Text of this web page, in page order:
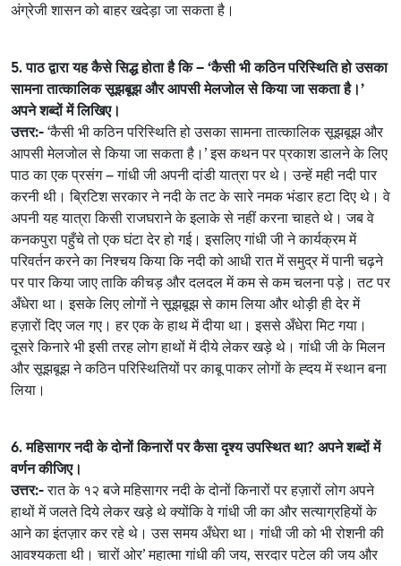
अंग्रेजी शासन को बाहर खदेड़ा जा सकता है।
5. पाठ द्वारा यह कैसे सिद्ध होता है कि – ‘कैसी भी कठिन परिस्थिति हो उसका
सामना तात्कालिक सूझबूझ और आपसी मेलजोल से किया जा सकता है।’
अपने शब्दों में लिखिए।
उत्तर:-‘कैसी भी कठिन परिस्थिति हो उसका सामना तात्कालिक सूझबूझ और
आपसी मेलजोल से किया जा सकता है।’ इस कथन पर प्रकाश डालने के लिए
पाठ का एक प्रसंग – गांधी जी अपनी दांडी यात्रा पर थे। उन्हें मही नदी पार
करनी थी। ब्रिटिश सरकार ने नदी के तट के सारे नमक भंडार हटा दिए थे। वे
अपनी यह यात्रा किसी राजघराने के इलाके से नहीं करना चाहते थे। जब वे
कनकपुरा पहुँचे तो एक घंटा देर हो गई। इसलिए गांधी जी ने कार्यक्रम में
परिवर्तन करने का निश्चय किया कि नदी को आधी रात में समुद्र में पानी चढ़ने
पर पार किया जाए ताकि कीचड़ और दलदल में कम से कम चलना पड़े। तट पर
अँधेरा था। इसके लिए लोगों ने सूझबूझ से काम लिया और थोड़ी ही देर में
हज़ारों दिए जल गए। हर एक के हाथ में दीया था। इससे अँधेरा मिट गया।
दूसरे किनारे भी इसी तरह लोग हाथों में दीये लेकर खड़े थे। गांधी जी के मिलन
और सूझबूझ ने कठिन परिस्थितियों पर काबू पाकर लोगों के ह्दय में स्थान बना
लिया।
6. महिसागर नदी के दोनों किनारों पर कैसा दृश्य उपस्थित था? अपने शब्दों में
वर्णन कीजिए।
उत्तर:-रात के १२ बजे महिसागर नदी के दोनों किनारों पर हज़ारों लोग अपने
हाथों में जलते दिये लेकर खड़े थे क्योंकि वे गांधी जी का और सत्याग्रहियों के
आने का इंतज़ार कर रहे थे। उस समय अँधेरा था। गांधी जी को भी रोशनी की
आवश्यकता थी। चारों ओर’ महात्मा गांधी की जय, सरदार पटेल की जय और